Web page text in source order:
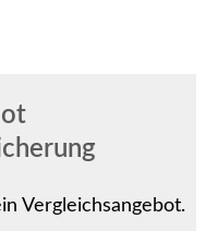
Vergleichsangebot.